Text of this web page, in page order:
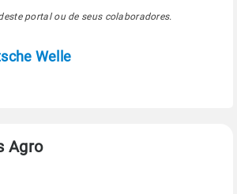
portal ou de seus colaboradores.
Welle
Agro